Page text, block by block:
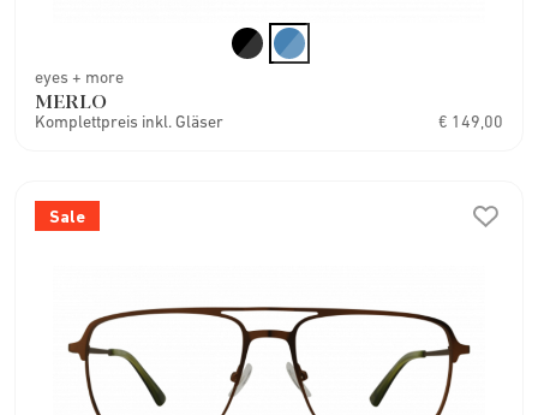
eyes + more
MERLO
Komplettpreis inkl. Gläser € 149,00
Sale